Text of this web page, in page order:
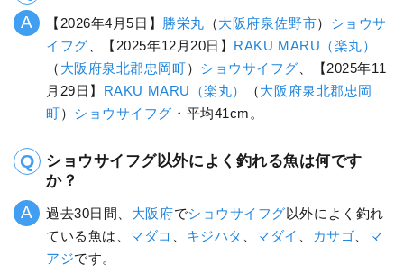
【2026年4月5日】 勝栄丸 （大阪府泉佐野市） ショウサ
イフグ 、【2025年12月20日】 RAKU MARU（楽丸）
（ 大阪府泉北郡忠岡町） ショウサイフグ 、【2025年11
月29日】 RAKU MARU（楽丸） （大阪府泉北郡忠岡
町） ショウサイフグ ・平均41cm。
ショウサイフグ以外によく釣れる魚は何です
か？
過去30日間、 大阪府でショウサイフグ以外によく釣れ
ている魚は、 マダコ キジハタ マダイ カサゴ
マ
アジです。